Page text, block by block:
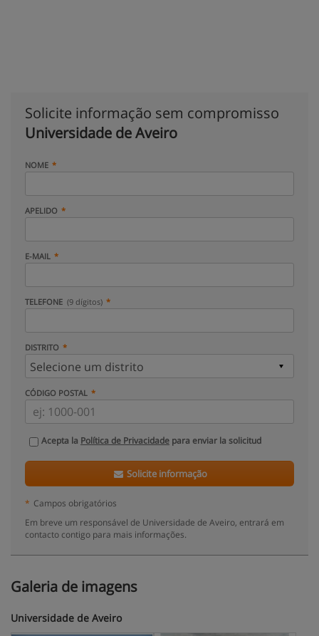
Solicite informação sem compromisso
Universidade de Aveiro
NOME
APELIDO
E-MAIL
TELEFONE (9 dígitos)
DISTRITO
CÓDIGO POSTAL
Acepta la Política de Privacidade para enviar la solicitud
Solicite informação
* Campos obrigatórios
Em breve um responsável de Universidade de Aveiro, entrará em
contacto contigo para mais informações.
Galeria de imagens
Universidade de Aveiro